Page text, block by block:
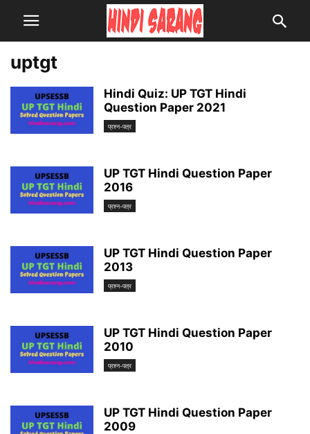
uptgt
Hindi Quiz: UP TGT Hindi
Question Paper 2021
प्रश्न-पत्र
UP TGT Hindi Question Paper
2016
प्रश्न-पत्र
UP TGT Hindi Question Paper
2013
प्रश्न-पत्र
UP TGT Hindi Question Paper
2010
प्रश्न-पत्र
UP TGT Hindi Question Paper
2009